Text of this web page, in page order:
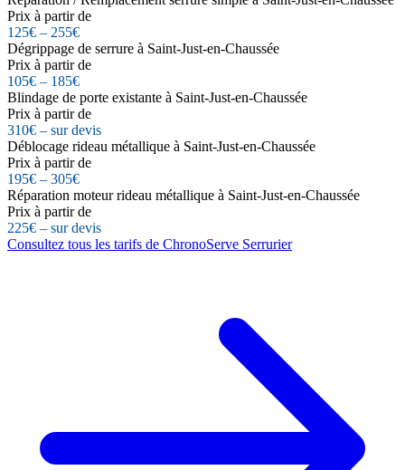
Prix à partir de
125€ – 255€
Dégrippage de serrure à Saint-Just-en-Chaussée
Prix à partir de
105€ – 185€
Blindage de porte existante à Saint-Just-en-Chaussée
Prix à partir de
310€ – sur devis
Déblocage rideau métallique à Saint-Just-en-Chaussée
Prix à partir de
195€ – 305€
Réparation moteur rideau métallique à Saint-Just-en-Chaussée
Prix à partir de
225€ – sur devis
Consultez tous les tarifs de ChronoServe Serrurier